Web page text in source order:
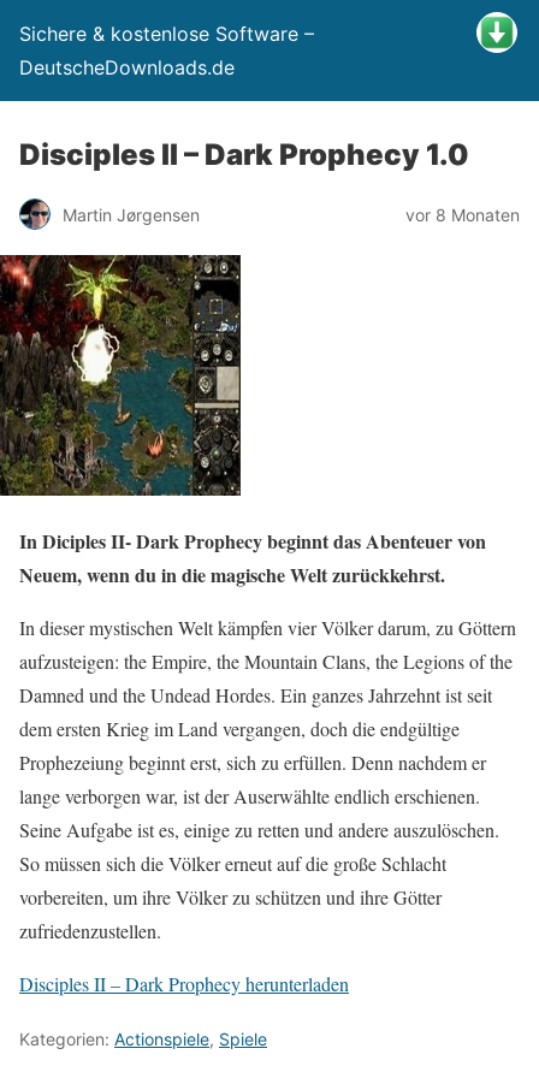
Sichere & kostenlose Software –
DeutscheDownloads.de
Disciples II – Dark Prophecy 1.0
Martin Jørgensen vor 8 Monaten
In Diciples II- Dark Prophecy beginnt das Abenteuer von
Neuem, wenn du in die magische Welt zurückkehrst.
In dieser mystischen Welt kämpfen vier Völker darum, zu Göttern
aufzusteigen: the Empire, the Mountain Clans, the Legions of the
Damned und the Undead Hordes. Ein ganzes Jahrzehnt ist seit
dem ersten Krieg im Land vergangen, doch die endgültige
Prophezeiung beginnt erst, sich zu erfüllen. Denn nachdem er
lange verborgen war, ist der Auserwählte endlich erschienen.
Seine Aufgabe ist es, einige zu retten und andere auszulöschen.
So müssen sich die Völker erneut auf die große Schlacht
vorbereiten, um ihre Völker zu schützen und ihre Götter
zufriedenzustellen.
Disciples II – Dark Prophecy herunterladen
Kategorien: Actionspiele, Spiele